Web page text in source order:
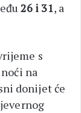
26 i 31, a
s
na
donijet će